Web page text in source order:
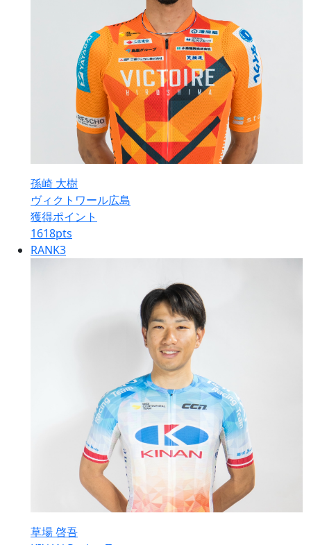
孫崎 大樹
ヴィクトワール広島
獲得ポイント
1618pts
RANK3
草場 啓吾